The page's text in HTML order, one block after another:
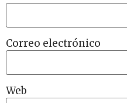
Correo electrónico
Web